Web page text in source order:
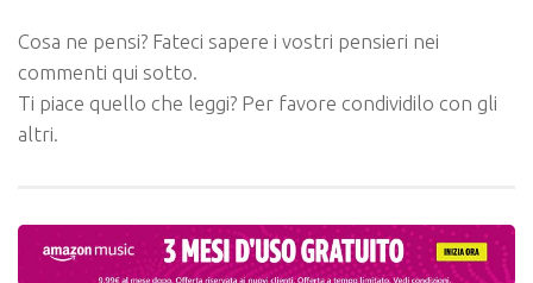
Cosa ne pensi? Fateci sapere i vostri pensieri nei
commenti qui sotto.
Ti piace quello che leggi? Per favore condividilo con gli
altri.